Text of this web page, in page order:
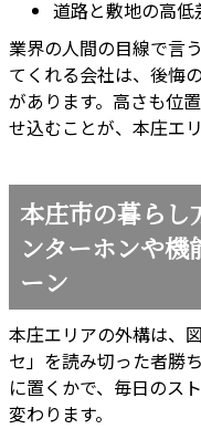
道路と敷地の高低
業界の人間の目線で言
てくれる会社は、後悔
があります。高さも位
せ込むことが、本庄エ
本庄市の暮らし
ンターホンや機
ーン
本庄エリアの外構は、
セ」を読み切った者勝
に置くかで、毎日のス
変わります。